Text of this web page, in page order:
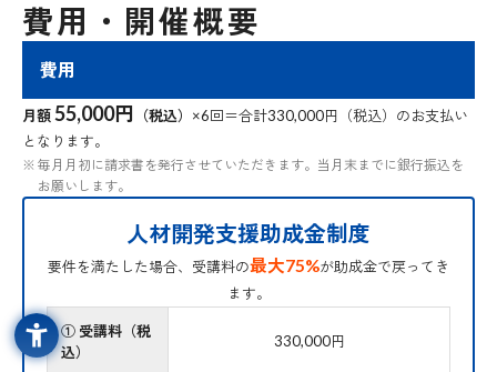
費用・開催概要
費用
月額55,000円 （税込） ×6回＝合計330,000円（税込）のお支払い
となります。
毎月月初に請求書を発行させていただきます。当月末までに銀行振込を
お願いします。
人材開発支援助成金制度
要件を満たした場合、受講料の最大75%が助成金で戻ってき
ます。
① 受講料（税
込）
330,000円